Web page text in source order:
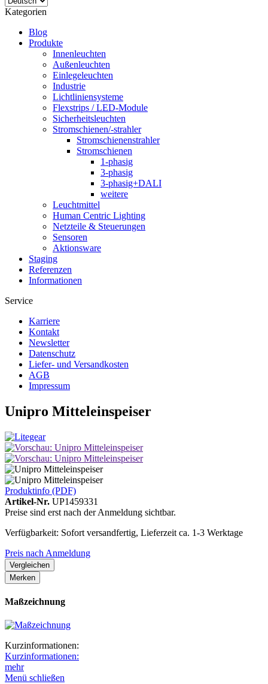
Kategorien
Blog
Produkte
Innenleuchten
Außenleuchten
Einlegeleuchten
Industrie
Lichtliniensysteme
Flexstrips / LED-Module
Sicherheitsleuchten
Stromschienen/-strahler
Stromschienenstrahler
Stromschienen
1-phasig
3-phasig
3-phasig+DALI
weitere
Leuchtmittel
Human Centric Lighting
Netzteile & Steuerungen
Sensoren
Aktionsware
Staging
Referenzen
Informationen
Service
Karriere
Kontakt
Newsletter
Datenschutz
Liefer- und Versandkosten
AGB
Impressum
Unipro Mitteleinspeiser
Produktinfo (PDF)
Artikel-Nr. UP1459331
Preise sind erst nach der Anmeldung sichtbar.
Verfügbarkeit: Sofort versandfertig, Lieferzeit ca. 1-3 Werktage
Preis nach Anmeldung
Vergleichen
Merken
Maßzeichnung
Kurzinformationen:
Kurzinformationen:
mehr
Menü schließen